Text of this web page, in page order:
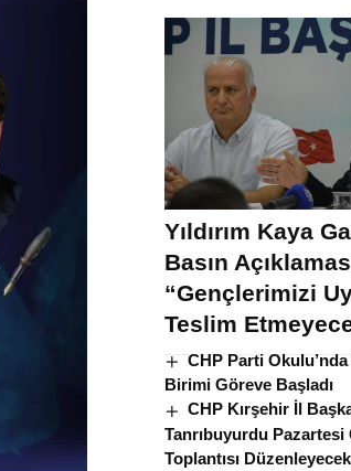
Yıldırım Kaya
Basın
“Gençlerimizi
Teslim
CHP Parti
Birimi Göreve Başladı
CHP Kırşehir İl
Tanrıbuyurdu Pazartesi
Toplantısı Düzenleyecek